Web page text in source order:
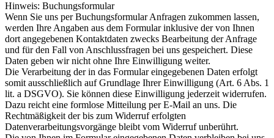
Hinweis: Buchungsformular
Wenn Sie uns per Buchungsformular Anfragen zukommen lassen,
werden Ihre Angaben aus dem Formular inklusive der von Ihnen
dort angegebenen Kontaktdaten zwecks Bearbeitung der Anfrage
und für den Fall von Anschlussfragen bei uns gespeichert. Diese
Daten geben wir nicht ohne Ihre Einwilligung weiter.
Die Verarbeitung der in das Formular eingegebenen Daten erfolgt
somit ausschließlich auf Grundlage Ihrer Einwilligung (Art. 6 Abs. 1
lit. a DSGVO). Sie können diese Einwilligung jederzeit widerrufen.
Dazu reicht eine formlose Mitteilung per E-Mail an uns. Die
Rechtmäßigkeit der bis zum Widerruf erfolgten
Datenverarbeitungsvorgänge bleibt vom Widerruf unberührt.